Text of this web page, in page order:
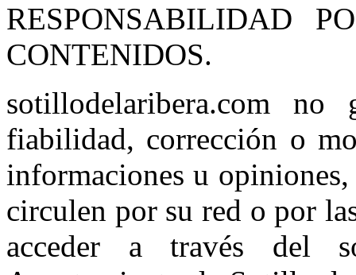
RESPONSABILIDAD
CONTENIDOS.
sotillodelaribera.com no
fiabilidad, corrección o
informaciones u
circulen por su red o por
acceder a través del